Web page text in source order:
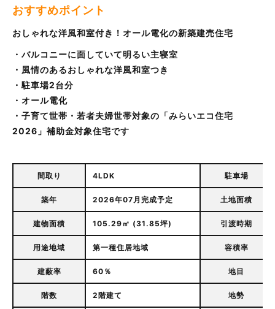
おすすめポイント
おしゃれな洋風和室付き！オール電化の新築建売住宅
・バルコニーに面していて明るい主寝室
・風情のあるおしゃれな洋風和室つき
・駐車場2台分
・オール電化
・子育て世帯・若者夫婦世帯対象の「みらいエコ住宅
2026」補助金対象住宅です
間取り 4LDK 駐車場
築年 2026年07月完成予定 土地面積
建物面積 105.29㎡ (31.85坪) 引渡時期
用途地域 第一種住居地域 容積率
建蔽率 60％ 地目
階数 2階建て 地勢